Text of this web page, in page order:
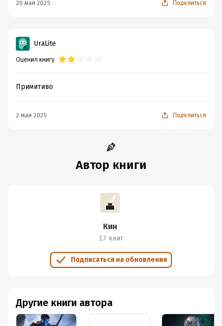
20 мая 2025 Поделиться
UraLite
Оценил книгу
Примитиво
2 мая 2025 Поделиться
Автор книги
Кин
17 книг
Подписаться на обновления
Другие книги автора